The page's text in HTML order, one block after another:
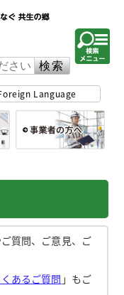
Language
質問、ご意見、ご
あるご質問 」もご